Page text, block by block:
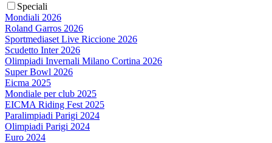
Speciali
Mondiali 2026
Roland Garros 2026
Sportmediaset Live Riccione 2026
Scudetto Inter 2026
Olimpiadi Invernali Milano Cortina 2026
Super Bowl 2026
Eicma 2025
Mondiale per club 2025
EICMA Riding Fest 2025
Paralimpiadi Parigi 2024
Olimpiadi Parigi 2024
Euro 2024